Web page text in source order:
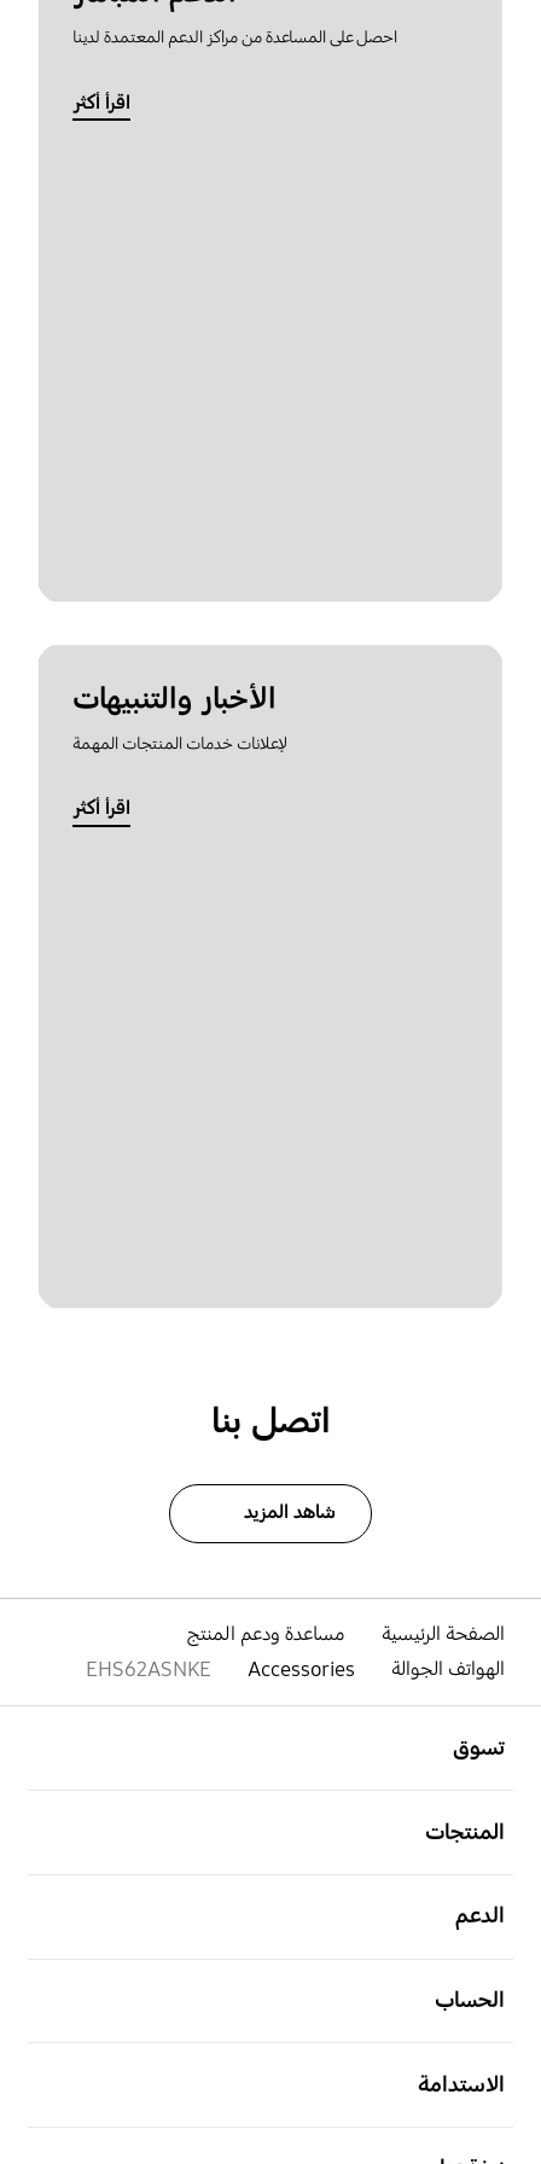
احصل على المساعدة من مراكز الدعم المعتمدة لدينا
اقرأ أكثر
الأخبار والتنبيهات
لإعلانات خدمات المنتجات المهمة
اقرأ أكثر
اتصل بنا
شاهد المزيد
الصفحة الرئيسية
مساعدة ودعم المنتج
الهواتف الجوالة
Accessories
EHS62ASNKE
تسوق
المنتجات
الدعم
الحساب
الاستدامة